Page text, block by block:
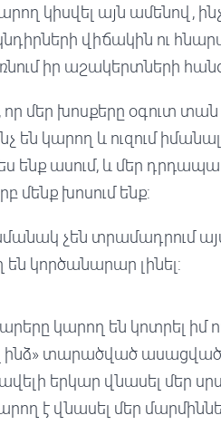
կիսվել այն ամենով,
վիճակին ու
իր աշակերտների
մեր խոսքերը օգուտ
են կարող և ուզում
ենք ասում, և մեր
մենք խոսում ենք:
չեն տրամադրում այս
են կործանարար լինել:
կարող են կոտրել իմ
ինձ» տարածված
երկար վնասել մեր
է վնասել մեր